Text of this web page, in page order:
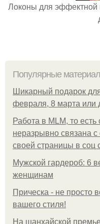
Локоны для эффектной
Популярные
Шикарный подарок
февраля, 8 марта или
Работа в MLM, то
неразрывно связана с
своей страницы в соц
Мужской гардероб: 6
женщинам
Прическа - не просто
вашего стиля!
На шанхайской